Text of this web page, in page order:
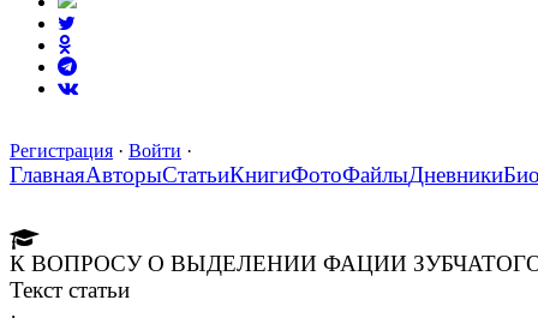
Регистрация · Войти ·
ГлавнаяАвторыСтатьиКнигиФотоФайлыДневники
К ВОПРОСУ О ВЫДЕЛЕНИИ ФАЦИИ
Текст статьи
·